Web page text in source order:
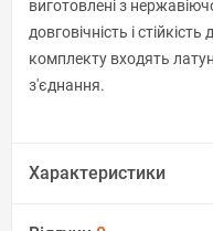
виготовлені з
довговічність і
комплекту входять
з'єднання.
Характеристики